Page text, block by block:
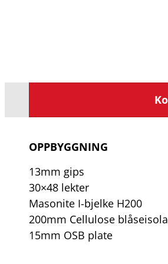
OPPBYGGNING
13mm gips
30×48 lekter
Masonite I-bjelke H200
200mm Cellulose
15mm OSB plate